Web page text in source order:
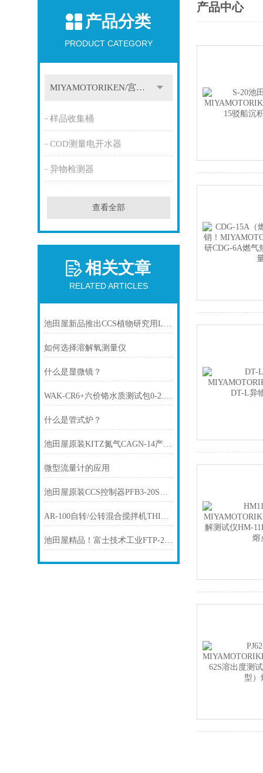
产品分类
PRODUCT CATEGORY
MIYAMOTORIKEN/宫本理研
样品收集桶
COD测量电开水器
异物检测器
查看全部
相关文章
RELATED ARTICLES
池田屋新品推出CCS植物研究用LED照明 ISLM-150X150-RR
如何选择溶解氧测量仪
什么是显微镜？
WAK-CR6+六价铬水质测试包0-2.0mg/L日本共立 仓库现货
什么是管式炉？
池田屋原装KITZ氮气CAGN-14产品介绍技术参
微型流量计的应用
池田屋原装CCS控制器PFB3-20SW-SJT-MO(A)产品介绍技术参
AR-100自转/公转混合搅拌机THINKY新基
池田屋精品！富士技术工业FTP-2Y200-204AM-VB齿轮泵技术参数与应用解析
产品中心